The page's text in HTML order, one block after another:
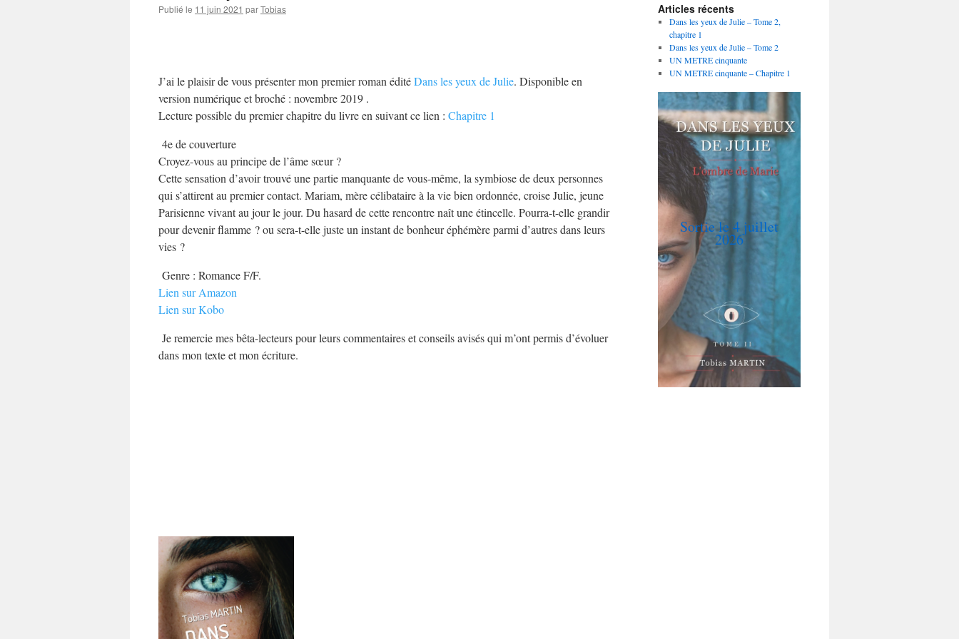
Publié le 11 juin 2021 parTobias
J’ai le plaisir de vous présenter mon premier roman éditéDans les yeux de Julie. Disponible en
version numérique et broché : novembre 2019 .
Lecture possible du premier chapitre du livre en suivant ce lien : Chapitre 1
4e de couverture
Croyez-vous au principe de l’âme sœur ?
Cette sensation d’avoir trouvé une partie manquante de vous-même, la symbiose de deux personnes
qui s’attirent au premier contact. Mariam, mère célibataire à la vie bien ordonnée, croise Julie, jeune
Parisienne vivant au jour le jour. Du hasard de cette rencontre naît une étincelle. Pourra-t-elle grandir
pour devenir flamme ? ou sera-t-elle juste un instant de bonheur éphémère parmi d’autres dans leurs
vies ?
Genre : Romance F/F.
Lien sur Amazon
Lien sur Kobo
Je remercie mes bêta-lecteurs pour leurs commentaires et conseils avisés qui m’ont permis d’évoluer
dans mon texte et mon écriture.
Articles récents
Dans les yeux de Julie – Tome 2,
chapitre 1
Dans les yeux de Julie – Tome 2
UN METRE cinquante
UN METRE cinquante – Chapitre 1
Sortie le 4 juillet
2026